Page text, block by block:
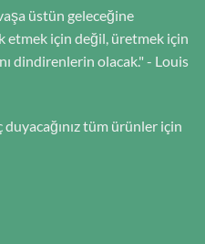
üstün geleceğine
etmek için değil, üretmek için
dindirenlerin olacak." - Louis
tüm ürünler için